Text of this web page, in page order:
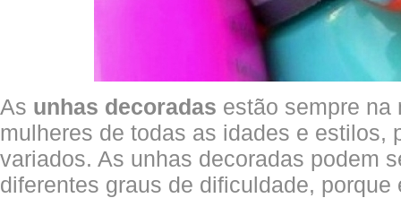
As unhas decoradas estão sempre na
mulheres de todas as idades e estilos,
variados. As unhas decoradas podem
diferentes graus de dificuldade, porque